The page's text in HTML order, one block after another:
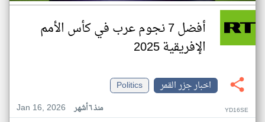
أفضل 7 نجوم عرب في كأس الأمم
الإفريقية 2025
اخبار جزر القمر
Politics
Jan 16, 2026
منذ ٦ أشهر YD16SE